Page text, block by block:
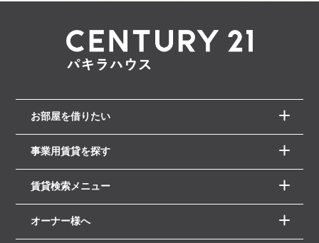
お部屋を借りたい
事業用賃貸を探す
賃貸検索メニュー
オーナー様へ